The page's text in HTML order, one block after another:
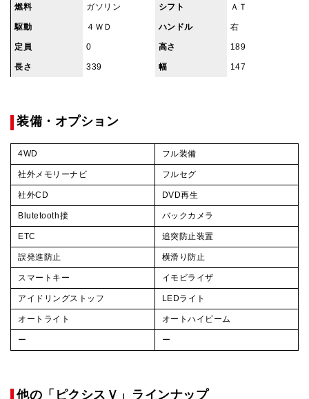
燃料 ガソリン シフト ＡＴ
駆動 ４ＷＤ ハンドル 右
定員 0 高さ 189
長さ 339 幅 147
装備・オプション
4WD フル装備
社外メモリーナビ フルセグ
社外CD DVD再生
Blutetooth接 バックカメラ
ETC 追突防止装置
誤発進防止 横滑り防止
スマートキー イモビライザ
アイドリングストッフ LEDライト
オートライト オートハイビーム
ー ー
他の「ピクシスＶ」ラインナップ